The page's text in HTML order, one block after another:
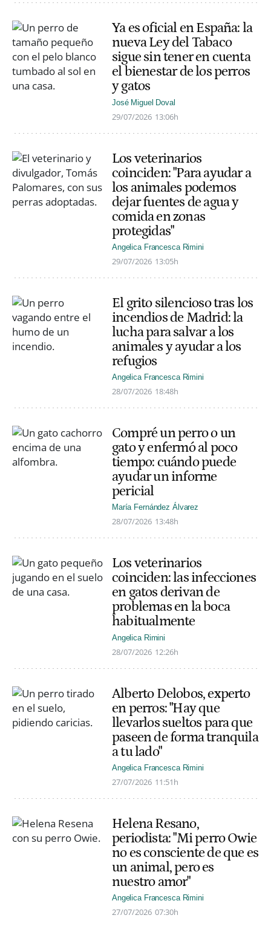
Ya es oficial en España: la
nueva Ley del Tabaco
sigue sin tener en cuenta
el bienestar de los perros
y gatos
José Miguel Doval
29/07/2026 13:06h
Los veterinarios
coinciden: "Para ayudar a
los animales podemos
dejar fuentes de agua y
comida en zonas
protegidas"
Angelica Francesca Rimini
29/07/2026 13:05h
El grito silencioso tras los
incendios de Madrid: la
lucha para salvar a los
animales y ayudar a los
refugios
Angelica Francesca Rimini
28/07/2026 18:48h
Compré un perro o un
gato y enfermó al poco
tiempo: cuándo puede
ayudar un informe
pericial
María Fernández Álvarez
28/07/2026 13:48h
Los veterinarios
coinciden: las infecciones
en gatos derivan de
problemas en la boca
habitualmente
Angelica Rimini
28/07/2026 12:26h
Alberto Delobos, experto
en perros: "Hay que
llevarlos sueltos para que
paseen de forma tranquila
a tu lado"
Angelica Francesca Rimini
27/07/2026 11:51h
Helena Resano,
periodista: "Mi perro Owie
no es consciente de que es
un animal, pero es
nuestro amor"
Angelica Francesca Rimini
27/07/2026 07:30h